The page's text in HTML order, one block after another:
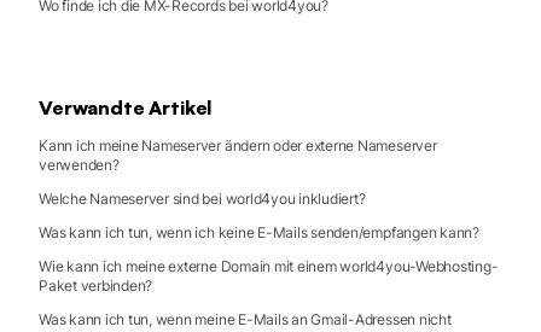
Wo finde ich die MX-Records bei world4you?
Verwandte Artikel
Kann ich meine Nameserver ändern oder externe Nameserver
verwenden?
Welche Nameserver sind bei world4you inkludiert?
Was kann ich tun, wenn ich keine E-Mails senden/empfangen kann?
Wie kann ich meine externe Domain mit einem world4you-Webhosting-
Paket verbinden?
Was kann ich tun, wenn meine E-Mails an Gmail-Adressen nicht